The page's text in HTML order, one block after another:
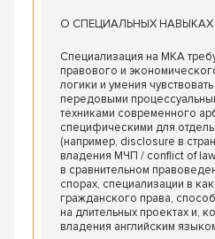
О СПЕЦИАЛЬНЫХ НАВЫКАХ
Специализация на МКА
правового и
логики и умения
передовыми
техниками современного
специфическими для
(например, disclosure в
владения МЧП / conflict of
в сравнительном
спорах, специализации в
гражданского права,
на длительных проектах и,
владения английским